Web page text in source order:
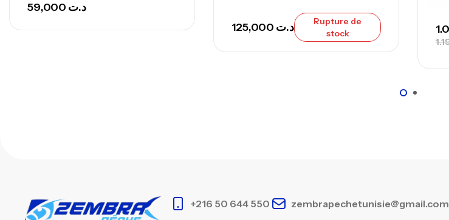
د.ت
د.ت
Rupture de
stock
+216 50 644 550 zembrapechetunisie@gmail.com